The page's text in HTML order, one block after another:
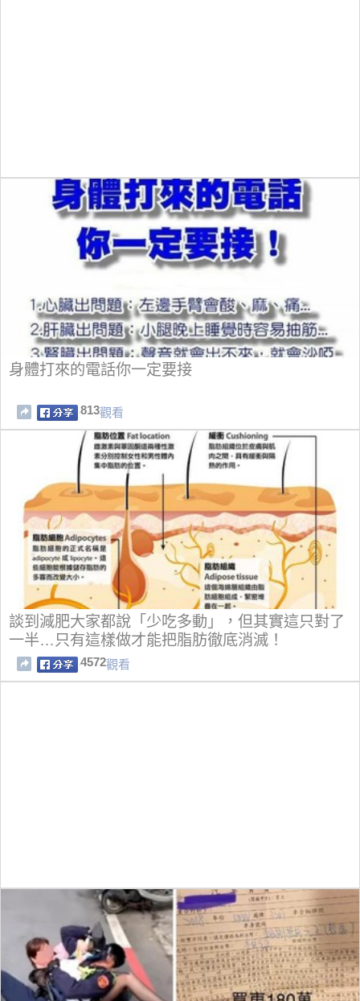
身體打來的電話你一定要接
813觀看
談到減肥大家都說「少吃多動」，但其實這只對了
一半…只有這樣做才能把脂肪徹底消滅！
4572觀看